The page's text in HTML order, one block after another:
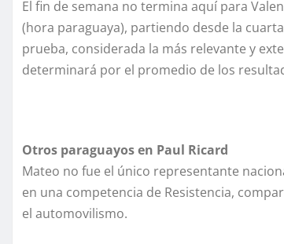
El fin de semana no termina aquí para
(hora paraguaya), partiendo desde la
prueba, considerada la más relevante y
determinará por el promedio de los
Otros paraguayos en Paul Ricard
Mateo no fue el único representante
en una competencia de Resistencia,
el automovilismo.